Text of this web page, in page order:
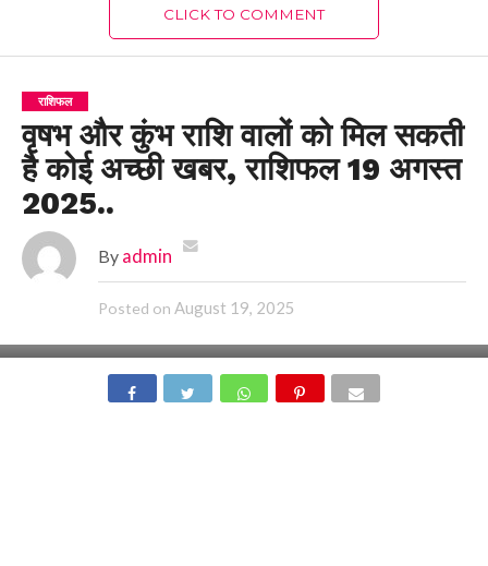
CLICK TO COMMENT
राशिफल
वृषभ और कुंभ राशि वालों को मिल सकती
है कोई अच्छी खबर, राशिफल 19 अगस्त
2025..
By admin
Posted on August 19, 2025